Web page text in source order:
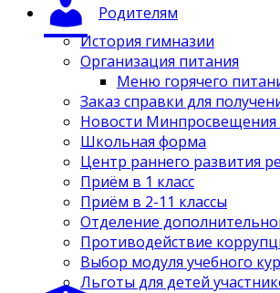
Родителям
История гимназии
Организация питания
Меню горячего
Заказ справки для
Новости Минпросвещения
Школьная форма
Центр раннего развития
Приём в 1 класс
Приём в 2-11 классы
Отделение
Противодействие
Выбор модуля учебного
Льготы для детей